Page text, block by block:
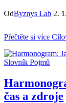
OdByznys Lab 2.
Přečtěte si více
Slovník Pojmů
čas a zdroje